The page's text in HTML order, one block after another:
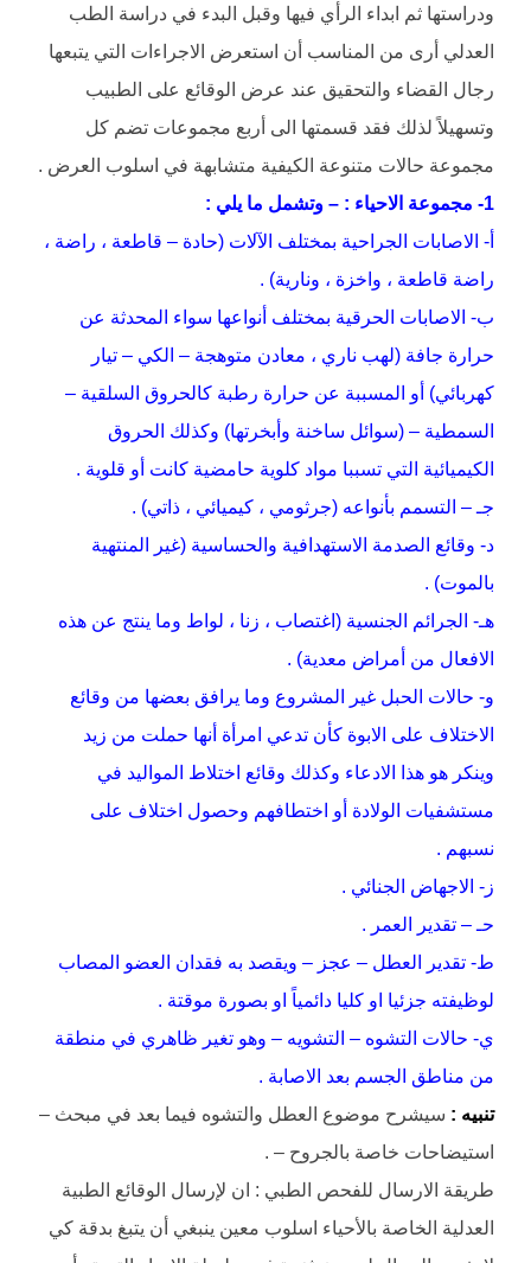
ودراستها ثم ابداء الرأي فيها وقبل البدء في دراسة الطب
العدلي أرى من المناسب أن استعرض الاجراءات التي يتبعها
رجال القضاء والتحقيق عند عرض الوقائع على الطبيب
وتسهيلاً لذلك فقد قسمتها الى أربع مجموعات تضم كل
مجموعة حالات متنوعة الكيفية متشابهة في اسلوب العرض .
1- مجموعة الاحياء : – وتشمل ما يلي :
أ- الاصابات الجراحية بمختلف الآلات (حادة – قاطعة ، راضة ،
راضة قاطعة ، واخزة ، ونارية) .
ب- الاصابات الحرقية بمختلف أنواعها سواء المحدثة عن
حرارة جافة (لهب ناري ، معادن متوهجة – الكي – تيار
كهربائي) أو المسببة عن حرارة رطبة كالحروق السلقية –
السمطية – (سوائل ساخنة وأبخرتها) وكذلك الحروق
الكيميائية التي تسببا مواد كلوية حامضية كانت أو قلوية .
جـ – التسمم بأنواعه (جرثومي ، كيميائي ، ذاتي) .
د- وقائع الصدمة الاستهدافية والحساسية (غير المنتهية
بالموت) .
هـ- الجرائم الجنسية (اغتصاب ، زنا ، لواط وما ينتج عن هذه
الافعال من أمراض معدية) .
و- حالات الحبل غير المشروع وما يرافق بعضها من وقائع
الاختلاف على الابوة كأن تدعي امرأة أنها حملت من زيد
وينكر هو هذا الادعاء وكذلك وقائع اختلاط المواليد في
مستشفيات الولادة أو اختطافهم وحصول اختلاف على
نسبهم .
ز- الاجهاض الجنائي .
حـ – تقدير العمر .
ط- تقدير العطل – عجز – ويقصد به فقدان العضو المصاب
لوظيفته جزئيا او كليا دائمياً او بصورة موقتة .
ي- حالات التشوه – التشويه – وهو تغير ظاهري في منطقة
من مناطق الجسم بعد الاصابة .
تنبيه : سيشرح موضوع العطل والتشوه فيما بعد في مبحث –
استيضاحات خاصة بالجروح – .
طريقة الارسال للفحص الطبي : ان لإرسال الوقائع الطبية
العدلية الخاصة بالأحياء اسلوب معين ينبغي أن يتبغ بدقة كي